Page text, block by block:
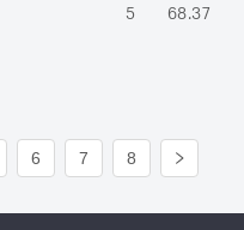
5 68.37
6 7 8